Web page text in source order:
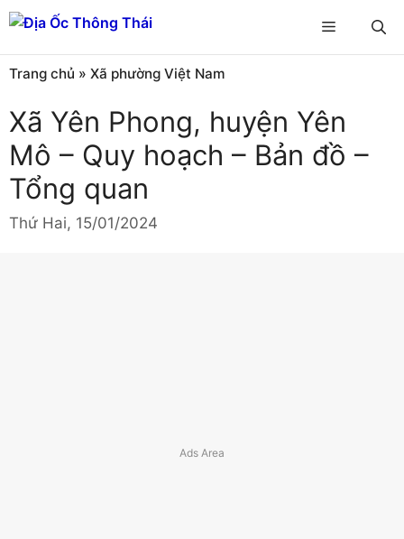
Chuyển
đến
nội
dung
Menu
Trang chủ » Xã phường Việt Nam
Xã Yên Phong, huyện Yên
Mô – Quy hoạch – Bản đồ –
Tổng quan
Thứ Hai, 15/01/2024